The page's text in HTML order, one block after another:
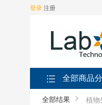
登录注册
全部商品
全部结果 植